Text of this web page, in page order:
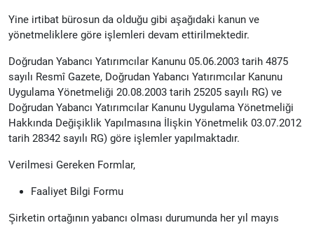
Yine irtibat bürosun da olduğu gibi aşağıdaki kanun ve
yönetmeliklere göre işlemleri devam ettirilmektedir.
Doğrudan Yabancı Yatırımcılar Kanunu 05.06.2003 tarih 4875
sayılı Resmî Gazete, Doğrudan Yabancı Yatırımcılar Kanunu
Uygulama Yönetmeliği 20.08.2003 tarih 25205 sayılı RG) ve
Doğrudan Yabancı Yatırımcılar Kanunu Uygulama Yönetmeliği
Hakkında Değişiklik Yapılmasına İlişkin Yönetmelik 03.07.2012
tarih 28342 sayılı RG) göre işlemler yapılmaktadır.
Verilmesi Gereken Formlar,
Faaliyet Bilgi Formu
Şirketin ortağının yabancı olması durumunda her yıl mayıs